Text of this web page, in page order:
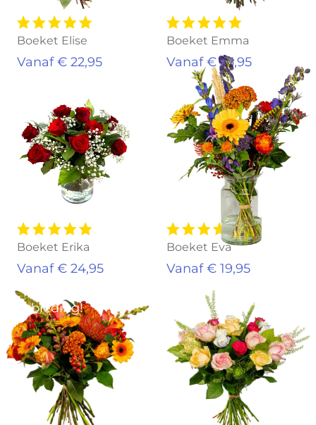
Boeket Elise
Vanaf € 22,95
Boeket Emma
Vanaf € 23,95
Boeket Erika
Vanaf € 24,95
Boeket Eva
Vanaf € 19,95
Aanbieding!